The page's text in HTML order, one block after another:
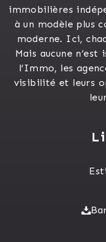
immobilières
à un modèle plus
moderne. Ici,
Mais aucune
l’Immo, les
visibilité et leurs